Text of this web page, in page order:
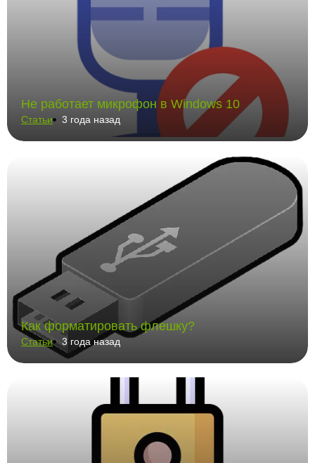
Не работает микрофон в Windows 10
Статьи 3 года назад
Как форматировать флешку?
Статьи 3 года назад